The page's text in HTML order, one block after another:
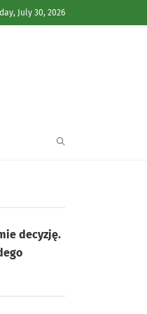
July 30, 2026
decyzję.